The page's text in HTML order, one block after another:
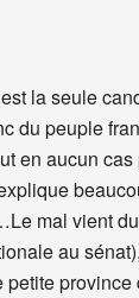
la seule
du peuple
en aucun
mal vient
au
petite